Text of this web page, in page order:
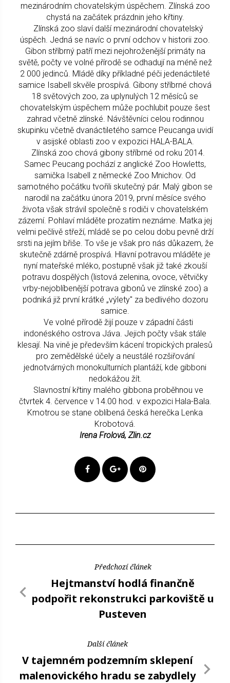
mezinárodním chovatelským úspěchem. Zlínská zoo
chystá na začátek prázdnin jeho křtiny.
Zlínská zoo slaví další mezinárodní chovatelský
úspěch. Jedná se navíc o první odchov v historii zoo.
Gibon stříbrný patří mezi nejohroženější primáty na
světě, počty ve volné přírodě se odhadují na méně než
2 000 jedinců. Mládě díky příkladné péči jedenáctileté
samice Isabell skvěle prospívá. Gibony stříbrné chová
18 světových zoo, za uplynulých 12 měsíců se
chovatelským úspěchem může pochlubit pouze šest
zahrad včetně zlínské. Návštěvníci celou rodinnou
skupinku včetně dvanáctiletého samce Peucanga uvidí
v asijské oblasti zoo v expozici HALA-BALA.
Zlínská zoo chová gibony stříbrné od roku 2014.
Samec Peucang pochází z anglické Zoo Howletts,
samička Isabell z německé Zoo Mnichov. Od
samotného počátku tvořili skutečný pár. Malý gibon se
narodil na začátku února 2019, první měsíce svého
života však strávil společně s rodiči v chovatelském
zázemí. Pohlaví mláděte prozatím neznáme. Matka jej
velmi pečlivě střeží, mládě se po celou dobu pevně drží
srsti na jejím břiše. To vše je však pro nás důkazem, že
skutečně zdárně prospívá. Hlavní potravou mláděte je
nyní mateřské mléko, postupně však již také zkouší
potravu dospělých (listová zelenina, ovoce, větvičky
vrby-nejoblíbenější potrava gibonů ve zlínské zoo) a
podniká již první krátké „výlety" za bedlivého dozoru
samice.
Ve volné přírodě žijí pouze v západní části
indonéského ostrova Jáva. Jejich počty však stále
klesají. Na vině je především kácení tropických pralesů
pro zemědělské účely a neustálé rozšiřování
jednotvárných monokulturních plantáží, kde gibboni
nedokážou žít.
Slavnostní křtiny malého gibbona proběhnou ve
čtvrtek 4. července v 14.00 hod. v expozici Hala-Bala.
Kmotrou se stane oblíbená česká herečka Lenka
Krobotová.
Irena Frolová, Zlin.cz
Předchozí článek
Hejtmanství hodlá finančně
podpořit rekonstrukci parkoviště u
Pusteven
Další článek
V tajemném podzemním sklepení
malenovického hradu se zabydlely